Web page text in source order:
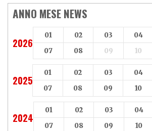
ANNO MESE NEWS
2026
01 02 03 04
07
08 09 10
2025
01 02 03 04
07
08 09 10
2024
01 02 03 04
07
08 09 10